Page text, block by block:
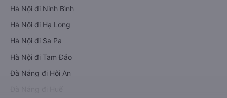
Hà Nội đi Ninh Bình
Hà Nội đi Hạ Long
Hà Nội đi Sa Pa
Hà Nội đi Tam Đảo
Đà Nẵng đi Hội An